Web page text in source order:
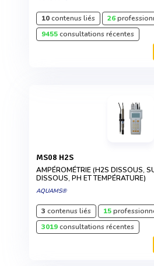
10contenus liés 26
9455consultations récentes
MS08 H2S
AMPÉROMÉTRIE (H2S DISSOUS,
DISSOUS, PH ET TEMPÉRATURE)
AQUAMS®
3 contenus liés 15
3019consultations récentes